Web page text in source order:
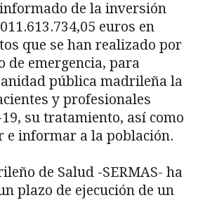
de la inversión
euros en
que se han realizado por
de emergencia, para
pública madrileña la
y profesionales
su tratamiento, así como
e informar a la población.
de Salud -SERMAS- ha
plazo de ejecución de un